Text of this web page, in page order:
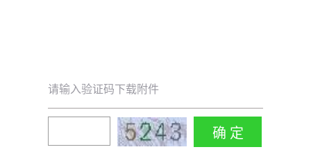
请输入验证码下载附件